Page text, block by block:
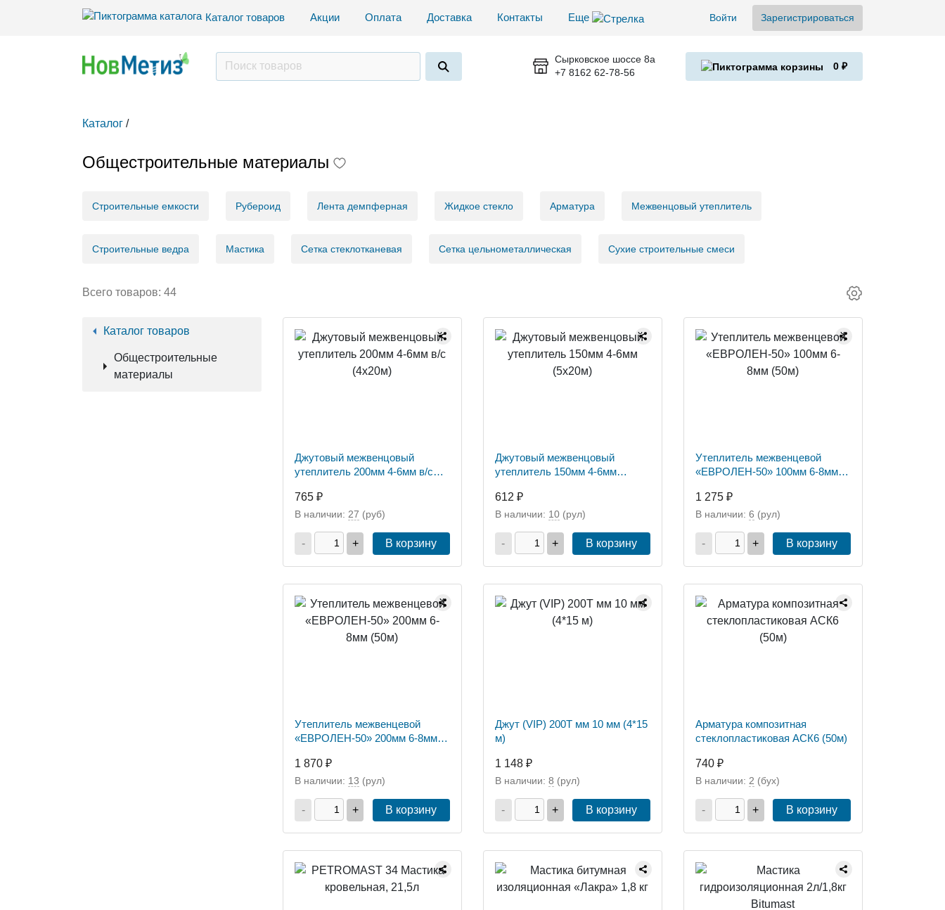
Каталог товаров Акции Оплата Доставка Контакты Еще Войти Зарегистрироваться
Сырковское шоссе 8а
+7 8162 62-78-56
0 ₽
Каталог /
Общестроительные материалы
Строительные емкости Рубероид Лента демпферная Жидкое стекло Арматура Межвенцовый утеплитель
Строительные ведра Мастика Сетка стеклотканевая Сетка цельнометаллическая Сухие строительные смеси
Всего товаров: 44
Каталог товаров
Общестроительные
материалы
Джутовый межвенцовый
утеплитель 200мм 4-6мм в/с
765 ₽
В наличии: 27 (руб)
- + В корзину
Джутовый межвенцовый
утеплитель 150мм 4-6мм
612 ₽
В наличии: 10(рул)
- + В корзину
Утеплитель межвенцевой
«ЕВРОЛЕН-50» 100мм 6-8мм
1 275 ₽
В наличии: 6 (рул)
- + В корзину
Утеплитель межвенцевой
«ЕВРОЛЕН-50» 200мм 6-8мм
1 870 ₽
В наличии: 13 (рул)
- + В корзину
Джут (VIP) 200Т мм 10 мм (4*15
м)
1 148 ₽
В наличии: 8 (рул)
- + В корзину
Арматура композитная
стеклопластиковая АСК6 (50м)
740 ₽
В наличии: 2 (бух)
- + В корзину